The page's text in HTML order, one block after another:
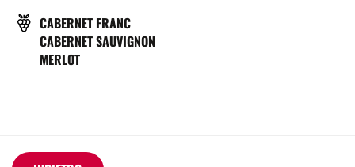
VITIGNO
CABERNET FRANC
CABERNET SAUVIGNON
MERLOT